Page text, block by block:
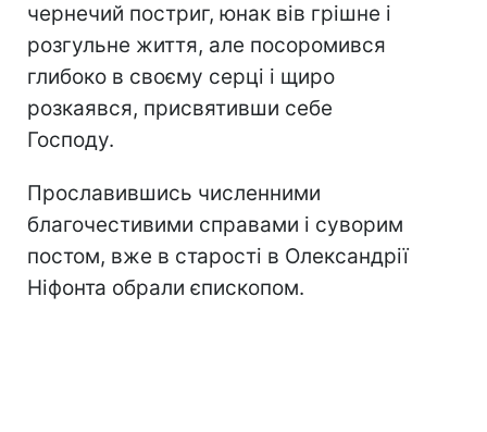
чернечий постриг, юнак вів грішне і
розгульне життя, але посоромився
глибоко в своєму серці і щиро
розкаявся, присвятивши себе
Господу.
Прославившись численними
благочестивими справами і суворим
постом, вже в старості в Олександрії
Ніфонта обрали єпископом.